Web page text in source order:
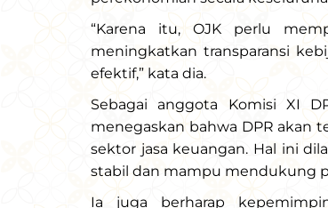
“Karena itu, OJK perlu
meningkatkan transparansi
efektif,” kata dia.
Sebagai anggota Komisi XI
menegaskan bahwa DPR akan
sektor jasa keuangan. Hal ini
stabil dan mampu mendukung
Ia juga berharap